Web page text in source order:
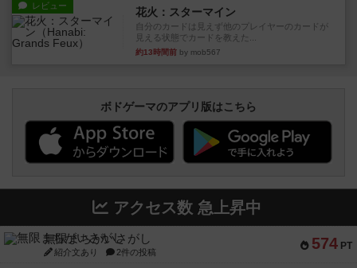
レビュー 花火：スターマイン
自分のカードは見えず他のプレイヤーのカードが
見える状態でカードを教えた...
約13時間前 by mob567
ボドゲーマのアプリ版はこちら
アクセス数 急上昇中
574 PT
無限まちがいさがし
紹介文あり 2件の投稿